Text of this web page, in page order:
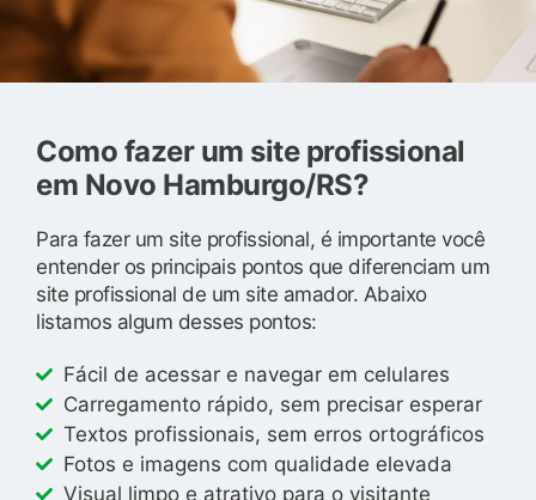
Como fazer um site profissional
em Novo Hamburgo/RS?
Para fazer um site profissional, é importante você
entender os principais pontos que diferenciam um
site profissional de um site amador. Abaixo
listamos algum desses pontos:
Fácil de acessar e navegar em celulares
Carregamento rápido, sem precisar esperar
Textos profissionais, sem erros ortográficos
Fotos e imagens com qualidade elevada
Visual limpo e atrativo para o visitante